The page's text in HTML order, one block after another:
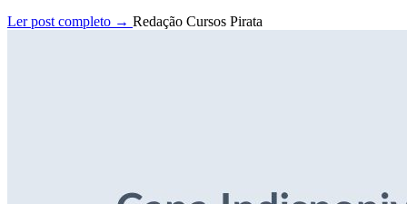
Ler post completo → Redação Cursos Pirata